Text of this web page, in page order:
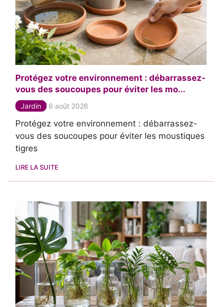
Protégez votre environnement : débarrassez-
vous des soucoupes pour éviter les mo...
Jardin 6 août 2026
Protégez votre environnement : débarrassez-
vous des soucoupes pour éviter les moustiques
tigres
LIRE LA SUITE